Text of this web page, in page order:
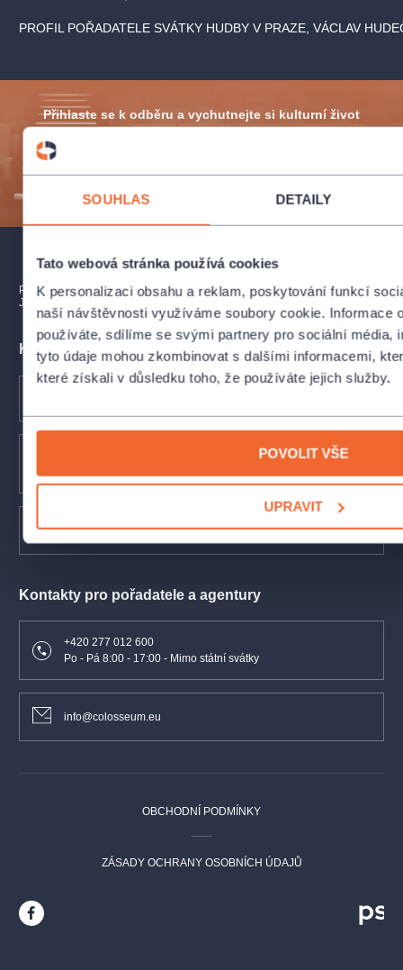
SOUHLAS DETAILY
Tato webová stránka používá cookies
K personalizaci obsahu a reklam, poskytování funkcí
naší návštěvnosti využíváme soubory cookie. Informace
používáte, sdílíme se svými partnery pro sociální média,
tyto údaje mohou zkombinovat s dalšími informacemi,
které získali v důsledku toho, že používáte jejich služby.
POVOLIT VŠE
UPRAVIT
PROFIL POŘADATELE SVÁTKY HUDBY V PRAZE, VÁCLAV
Přihlaste se k odběru a vychutnejte si kulturní život
Kontakty pro zákazníky
info@colosseumticket.cz
Kontakty pro pořadatele a agentury
+420 277 012 600
Po - Pá 8:00 - 17:00 - Mimo státní svátky
info@colosseum.eu
PŘEDPLATNÉ PRODEJNÍ MÍSTA
DÁRKOVÉ POUKAZY
JAK NAKUPOVAT
OBCHODNÍ PODMÍNKY
ZÁSADY OCHRANY OSOBNÍCH ÚDAJŮ